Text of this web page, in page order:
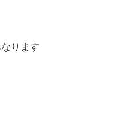
ります